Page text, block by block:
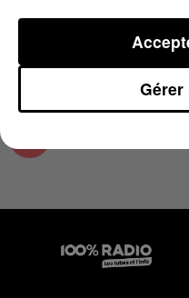
Podcasts infos du Pays